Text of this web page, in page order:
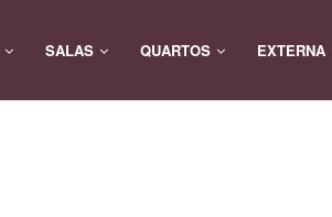
SALAS QUARTOS EXTERNA